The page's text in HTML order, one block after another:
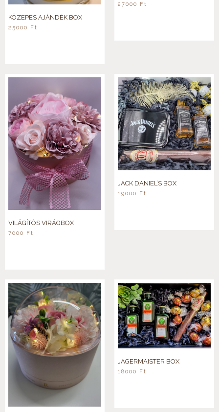
KÖZEPES AJÁNDÉK BOX
25000 Ft
27000 Ft
VILÁGÍTÓS VIRÁGBOX
7000 Ft
JACK DANIEL’S BOX
19000 Ft
JAGERMAISTER BOX
18000 Ft